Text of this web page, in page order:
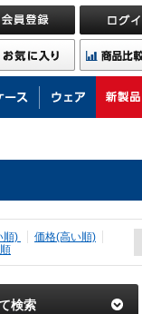
順)
価格(高い順)
検索